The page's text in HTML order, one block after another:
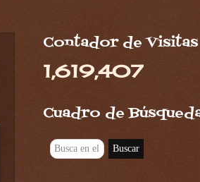
Contador de Visitas
1,619,407
Cuadro de